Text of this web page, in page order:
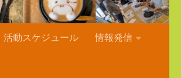
活動スケジュール 情報発信